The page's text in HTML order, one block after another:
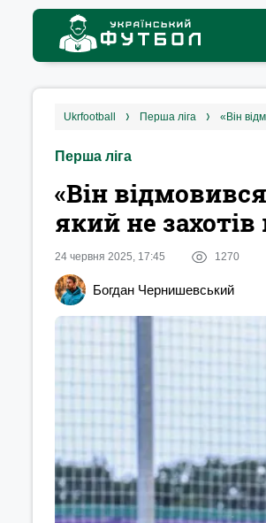
ukrfootball перша ліга
Перша ліга
«Він
який не
24 червня 2025, 17:45 1270
Богдан Чернишевський